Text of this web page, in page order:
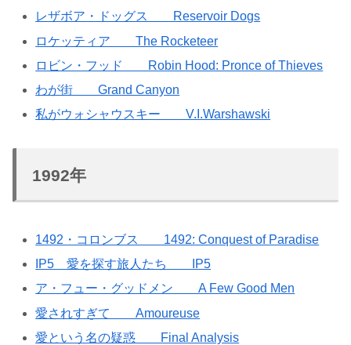
レザボア・ドッグス Reservoir Dogs
ロケッティア The Rocketeer
ロビン・フッド Robin Hood: Pronce of Thieves
わが街 Grand Canyon
私がウォシャウスキー V.I.Warshawski
1992年
1492・コロンブス 1492: Conquest of Paradise
IP5 愛を探す旅人たち IP5
ア・フュー・グッドメン A Few Good Men
愛されすぎて Amoureuse
愛という名の疑惑 Final Analysis